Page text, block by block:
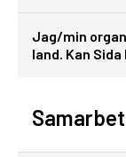
Jag/min
land. Kan